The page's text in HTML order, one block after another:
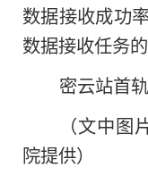
数据接收成功
数据接收任务
密云站首
（文中
院提供）